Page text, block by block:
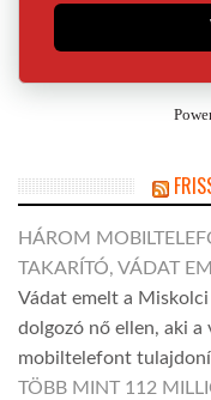
HÁROM
TAKARÍTÓ, VÁDAT
Vádat emelt a
dolgozó nő ellen, aki a
mobiltelefont
TÖBB MINT 112